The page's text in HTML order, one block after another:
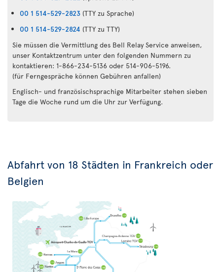
00 1 514-529-2823 (TTY zu Sprache)
00 1 514-529-2824 (TTY zu TTY)
Sie müssen die Vermittlung des Bell Relay Service anweisen,
unser Kontaktzentrum unter den folgenden Nummern zu
kontaktieren: 1-866-234-5136 oder 514-906-5196.
(für Ferngespräche können Gebühren anfallen)
Englisch- und französischsprachige Mitarbeiter stehen sieben
Tage die Woche rund um die Uhr zur Verfügung.
Abfahrt von 18 Städten in Frankreich oder
Belgien